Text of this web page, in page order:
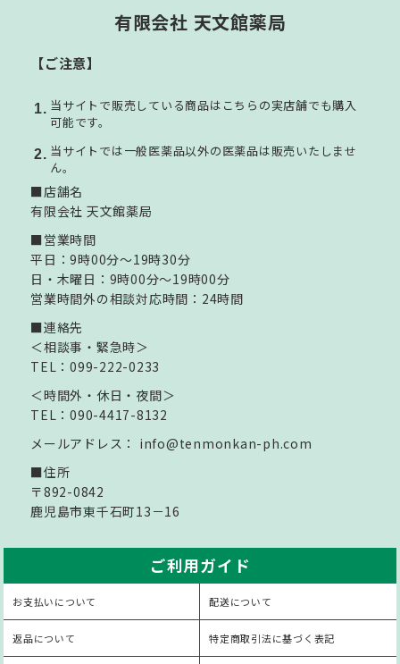
有限会社 天文館薬局
【ご注意】
当サイトで販売している商品はこちらの実店舗でも購入
可能です。
当サイトでは一般医薬品以外の医薬品は販売いたしませ
ん。
■店舗名
有限会社 天文館薬局
■営業時間
平日：9時00分～19時30分
日・木曜日：9時00分～19時00分
営業時間外の相談対応時間：24時間
■連絡先
＜相談事・緊急時＞
TEL：099-222-0233
＜時間外・休日・夜間＞
TEL：090-4417-8132
メールアドレス： info@tenmonkan-ph.com
■住所
〒892-0842
鹿児島市東千石町13－16
ご利用ガイド
お支払いについて 配送について
返品について 特定商取引法に基づく表記